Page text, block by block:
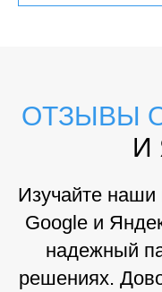
ОТЗЫВЫ
И
Изучайте
Google и
надежный
решениях.